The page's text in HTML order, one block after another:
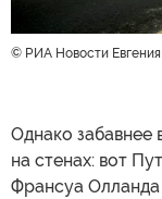
© РИА Новости
Однако забавнее
на стенах: вот
Франсуа